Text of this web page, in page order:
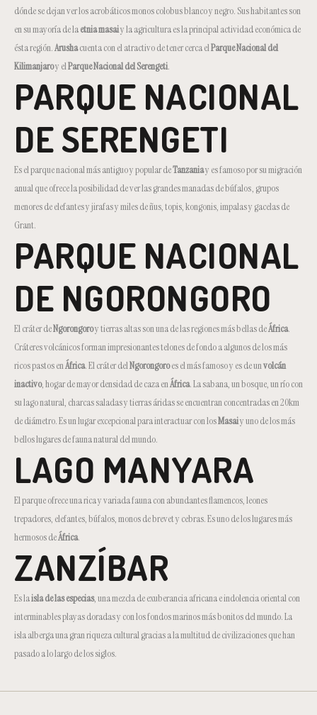
dónde se dejan ver los acrobáticos monos colobus blanco y negro. Sus habitantes son
en su mayoría de laetnia masaiy la agricultura es la principal actividad económica de
ésta región.Arushacuenta con el atractivo de tener cerca elParque Nacional del
Kilimanjaroy elParque Nacional del Serengeti.
PARQUE NACIONAL
DE SERENGETI
Es el parque nacional más antiguo y popular deTanzaniay es famoso por su migración
anual que ofrece la posibilidad de ver las grandes manadas de búfalos , grupos
menores de elefantes y jirafas y miles de ñus, topis, kongonis, impalas y gacelas de
Grant.
PARQUE NACIONAL
DE NGORONGORO
El cráter deNgorongoroy tierras altas son una de las regiones más bellas deÁfrica.
Cráteres volcánicos forman impresionantes telones de fondo a algunos de los más
ricos pastos enÁfrica. El cráter delNgorongoroes el más famoso y es de unvolcán
inactivo, hogar de mayor densidad de caza enÁfrica. La sabana, un bosque, un río con
su lago natural, charcas saladas y tierras áridas se encuentran concentradas en 20km
de diámetro. Es un lugar excepcional para interactuar con losMasaiy uno de los más
bellos lugares de fauna natural del mundo.
LAGO MANYARA
El parque ofrece una rica y variada fauna con abundantes flamencos, leones
trepadores, elefantes, búfalos, monos de brevet y cebras. Es uno de los lugares más
hermosos deÁfrica.
ZANZÍBAR
Es laisla de las especias, una mezcla de exuberancia africana e indolencia oriental con
interminables playas doradas y con los fondos marinos más bonitos del mundo. La
isla alberga una gran riqueza cultural gracias a la multitud de civilizaciones que han
pasado a lo largo de los siglos.